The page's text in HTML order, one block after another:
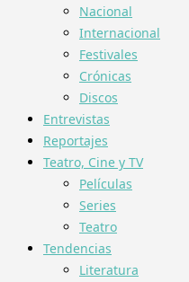
Nacional
Internacional
Festivales
Crónicas
Discos
Entrevistas
Reportajes
Teatro, Cine y TV
Películas
Series
Teatro
Tendencias
Literatura